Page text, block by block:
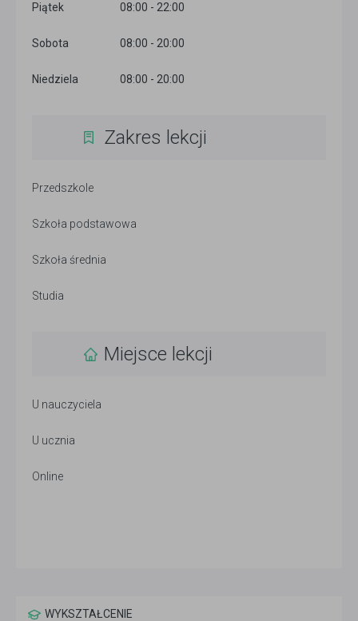
Piątek 08:00 - 22:00
Sobota 08:00 - 20:00
Niedziela 08:00 - 20:00
Zakres lekcji
Przedszkole
Szkoła podstawowa
Szkoła średnia
Studia
Miejsce lekcji
U nauczyciela
U ucznia
Online
WYKSZTAŁCENIE